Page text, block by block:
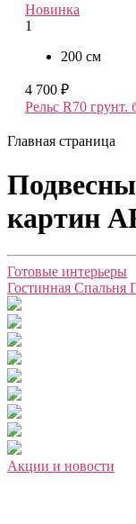
Новинка
1
200 см
4 700 ₽
Рельс R70
Главная страница
картин
Готовые интерьеры
Гостинная Спальня
Акции и новости